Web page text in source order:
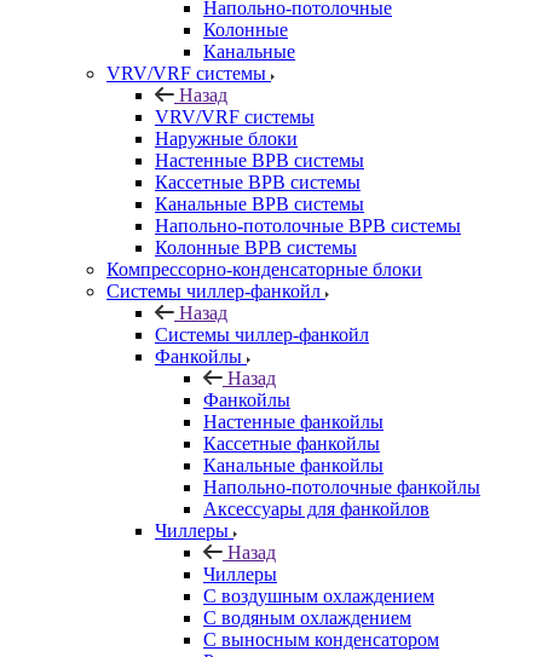
Напольно-потолочные
Колонные
Канальные
VRV/VRF системы
Назад
VRV/VRF системы
Наружные блоки
Настенные ВРВ системы
Кассетные ВРВ системы
Канальные ВРВ системы
Напольно-потолочные ВРВ системы
Колонные ВРВ системы
Компрессорно-конденсаторные блоки
Системы чиллер-фанкойл
Назад
Системы чиллер-фанкойл
Фанкойлы
Назад
Фанкойлы
Настенные фанкойлы
Кассетные фанкойлы
Канальные фанкойлы
Напольно-потолочные фанкойлы
Аксессуары для фанкойлов
Чиллеры
Назад
Чиллеры
С воздушным охлаждением
С водяным охлаждением
С выносным конденсатором